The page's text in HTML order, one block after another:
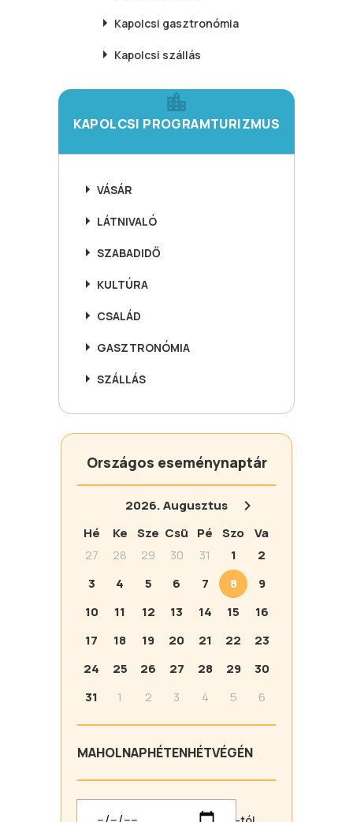
Kapolcsi gasztronómia
Kapolcsi szállás
KAPOLCSI PROGRAMTURIZMUS
VÁSÁR
LÁTNIVALÓ
SZABADIDŐ
KULTÚRA
CSALÁD
GASZTRONÓMIA
SZÁLLÁS
Országos eseménynaptár
2026.Augusztus
Hé
Ke Sze Csü Pé Szo
Va
27
28 29 30 31 1
2
3
4 5 6 7 8
9
10
11 12 13 14 15
16
17
18 19 20 21 22
23
24
25 26 27 28 29
30
31
1 2 3 4 5 6
MAHOLNAPHÉTENHÉTVÉGÉN